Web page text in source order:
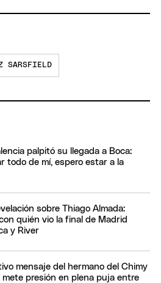
SARSFIELD
palpitó su llegada a Boca:
todo de mí, espero estar a la
sobre Thiago Almada:
quién vio la final de Madrid
y River
mensaje del hermano del Chimy
mete presión en plena puja entre